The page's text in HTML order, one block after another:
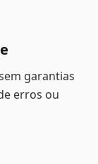
garantias
erros ou